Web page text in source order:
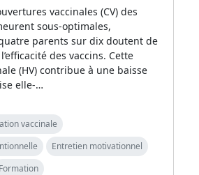
vaccinales (CV) des
sous-optimales,
parents sur dix doutent de
des vaccins. Cette
(HV) contribue à une baisse
elle-…
vaccinale
Entretien motivationnel
Formation